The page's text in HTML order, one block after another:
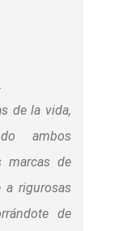
de la vida,
ambos
marcas de
a rigurosas
de